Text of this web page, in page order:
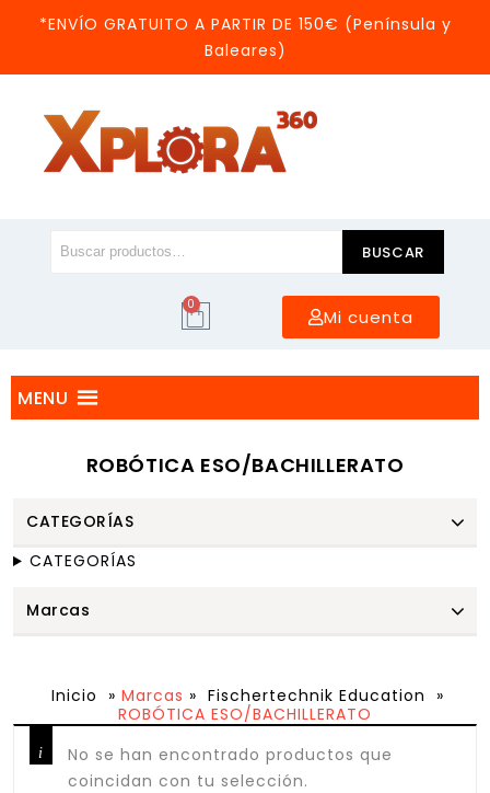
*ENVÍO GRATUITO A PARTIR DE 150€ (Península y
Baleares)
BUSCAR
0
Mi cuenta
MENU
ROBÓTICA ESO/BACHILLERATO
Inicio » Marcas » Fischertechnik Education
»
ROBÓTICA ESO/BACHILLERATO
No se han encontrado productos que
coincidan con tu selección.
CATEGORÍAS
CATEGORÍAS
Marcas